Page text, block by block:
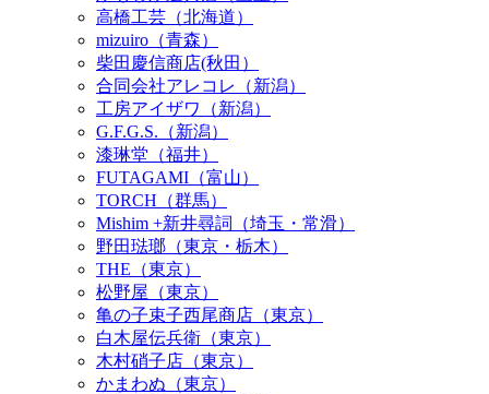
高橋工芸（北海道）
mizuiro（青森）
柴田慶信商店(秋田）
合同会社アレコレ（新潟）
工房アイザワ（新潟）
G.F.G.S.（新潟）
漆琳堂（福井）
FUTAGAMI（富山）
TORCH（群馬）
Mishim +新井尋詞（埼玉・常滑）
野田琺瑯（東京・栃木）
THE（東京）
松野屋（東京）
亀の子束子西尾商店（東京）
白木屋伝兵衛（東京）
木村硝子店（東京）
かまわぬ（東京）